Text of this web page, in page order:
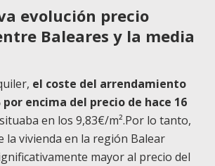
evolución precio
Baleares y la media
el coste del arrendamiento
por encima del precio de hace 16
en los 9,83€/m².Por lo tanto,
la vivienda en la región Balear
mayor al precio del